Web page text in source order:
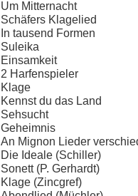
Um Mitternacht
Schäfers Klagelied
In tausend Formen
Suleika
Einsamkeit
2 Harfenspieler
Klage
Kennst du das Land
Sehsucht
Geheimnis
An Mignon Lieder
Die Ideale (Schiller)
Sonett (P. Gerhardt)
Klage (Zincgref)